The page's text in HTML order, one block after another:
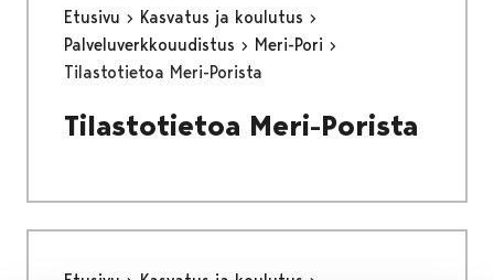
Etusivu
Kasvatus ja koulutus
Palveluverkkouudistus
Meri-Pori
Tilastotietoa Meri-Porista
Tilastotietoa Meri-Porista